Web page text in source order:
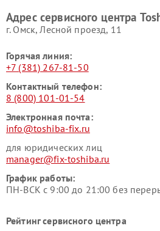
Адрес сервисного центра
г. Омск, ​Лесной проезд, 11
Горячая линия:
+7 (381) 267-81-50
Контактный телефон:
8 (800) 101-01-54
Электронная почта:
info@toshiba-fix.ru
для юридических лиц
manager@fix-toshiba.ru
График работы:
ПН-ВСК с 9:00 до 21:00 без
Рейтинг сервисного центра